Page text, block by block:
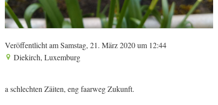
Veröffentlicht am Samstag, 21. März 2020 um 12:44
Diekirch, Luxemburg
a schlechten Zäiten, eng faarweg Zukunft.